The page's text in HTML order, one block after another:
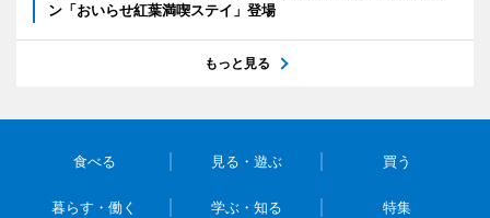
ン「おいらせ紅葉満喫ステイ」登場
もっと見る
食べる 見る・遊ぶ 買う
暮らす・働く 学ぶ・知る 特集